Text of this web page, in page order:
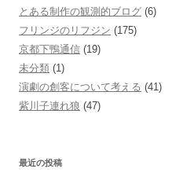
とある制作の観測的ブログ (6)
フリンジのリフジン (175)
京都下鴨通信 (19)
未分類 (1)
演劇の創客について考える (41)
紫川子連れ狼 (47)
最近の投稿